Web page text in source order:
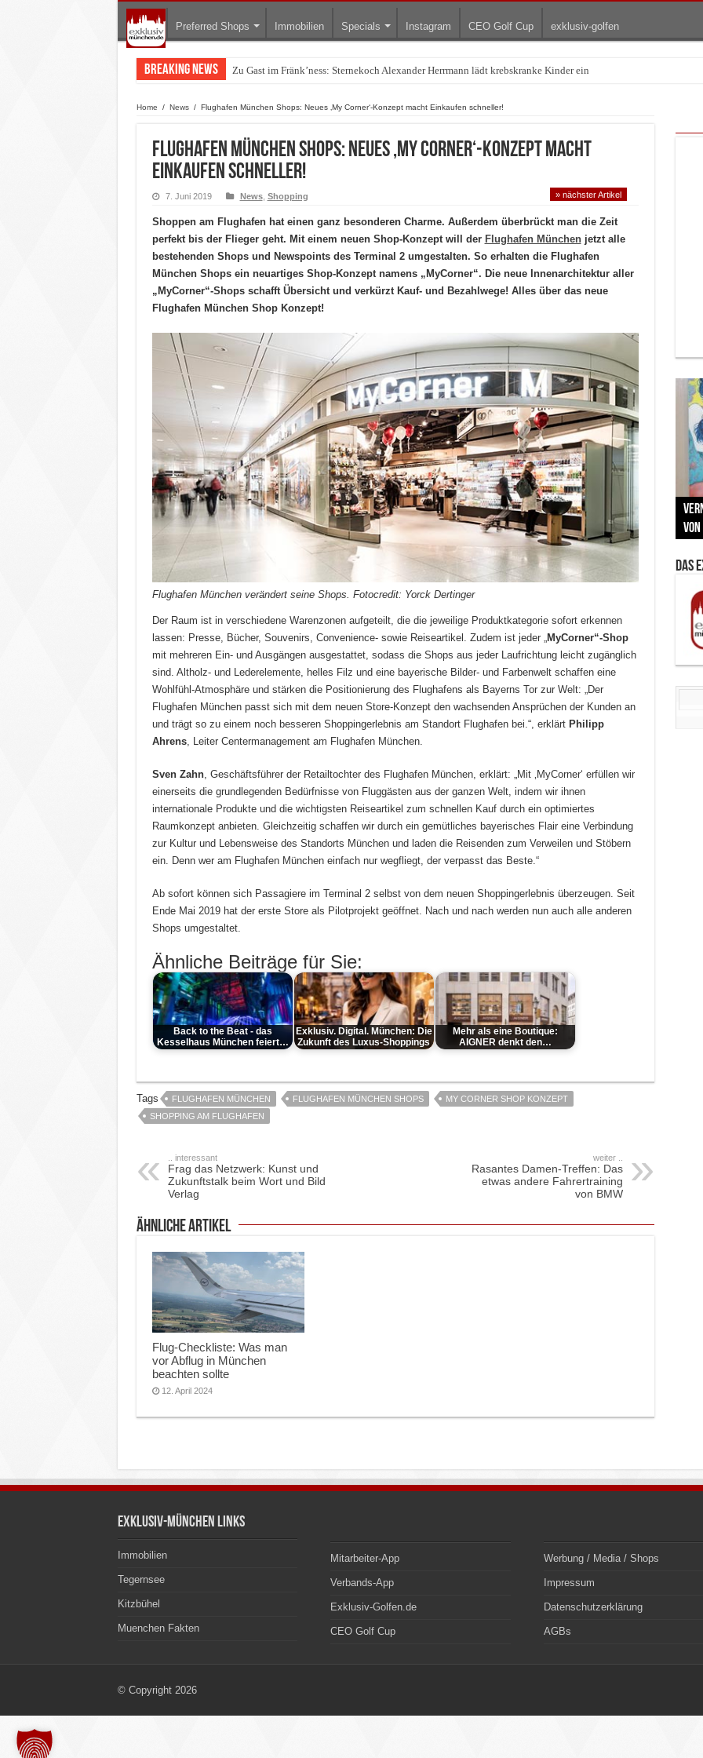
Preferred Shops Immobilien Specials Instagram CEO Golf Cup exklusiv-golfen
Breaking News Zu Gast im Fränk’ness: Sternekoch Alexander Herrmann lädt krebskranke Kinder ein
Warum München gerade zum Treffpunkt der Lingerie-Branche wurde
Home / News / Flughafen München Shops: Neues ‚My Corner‘-Konzept macht Einkaufen schneller!
Flughafen München Shops: Neues ‚My Corner‘-Konzept macht
Einkaufen schneller!
7. Juni 2019 News, Shopping » nächster Artikel
Shoppen am Flughafen hat einen ganz besonderen Charme. Außerdem überbrückt man die Zeit
perfekt bis der Flieger geht. Mit einem neuen Shop-Konzept will der Flughafen Münchenjetzt alle
bestehenden Shops und Newspoints des Terminal 2 umgestalten. So erhalten die Flughafen
München Shops ein neuartiges Shop-Konzept namens „MyCorner“. Die neue Innenarchitektur aller
„MyCorner“-Shops schafft Übersicht und verkürzt Kauf- und Bezahlwege! Alles über das neue
Flughafen München Shop Konzept!
Flughafen München verändert seine Shops. Fotocredit: Yorck Dertinger
Der Raum ist in verschiedene Warenzonen aufgeteilt, die die jeweilige Produktkategorie sofort erkennen
lassen: Presse, Bücher, Souvenirs, Convenience- sowie Reiseartikel. Zudem ist jeder „
MyCorner“-Shop
mit mehreren Ein- und Ausgängen ausgestattet, sodass die Shops aus jeder Laufrichtung leicht zugänglich
sind. Altholz- und Lederelemente, helles Filz und eine bayerische Bilder- und Farbenwelt schaffen eine
Wohlfühl-Atmosphäre und stärken die Positionierung des Flughafens als Bayerns Tor zur Welt: „Der
Flughafen München passt sich mit dem neuen Store-Konzept den wachsenden Ansprüchen der Kunden an
und trägt so zu einem noch besseren Shoppingerlebnis am Standort Flughafen bei.“, erklärt Philipp
Ahrens, Leiter Centermanagement am Flughafen München.
Sven Zahn, Geschäftsführer der Retailtochter des Flughafen München, erklärt: „Mit ‚MyCorner‘ erfüllen wir
einerseits die grundlegenden Bedürfnisse von Fluggästen aus der ganzen Welt, indem wir ihnen
internationale Produkte und die wichtigsten Reiseartikel zum schnellen Kauf durch ein optimiertes
Raumkonzept anbieten. Gleichzeitig schaffen wir durch ein gemütliches bayerisches Flair eine Verbindung
zur Kultur und Lebensweise des Standorts München und laden die Reisenden zum Verweilen und Stöbern
ein. Denn wer am Flughafen München einfach nur wegfliegt, der verpasst das Beste.“
Ab sofort können sich Passagiere im Terminal 2 selbst von dem neuen Shoppingerlebnis überzeugen. Seit
Ende Mai 2019 hat der erste Store als Pilotprojekt geöffnet. Nach und nach werden nun auch alle anderen
Shops umgestaltet.
Ähnliche Beiträge für Sie:
Back to the Beat - das
Kesselhaus München feiert…
Exklusiv. Digital. München: Die
Zukunft des Luxus-Shoppings
Mehr als eine Boutique:
AIGNER denkt den…
Tags FLUGHAFEN MÜNCHEN FLUGHAFEN MÜNCHEN SHOPS
MY CORNER SHOP KONZEPT
SHOPPING AM FLUGHAFEN
.. interessant
Frag das Netzwerk: Kunst und
Zukunftstalk beim Wort und Bild
Verlag
weiter ..
Rasantes Damen-Treffen: Das
etwas andere Fahrertraining
von BMW
ähnliche Artikel
Flug-Checkliste: Was man
vor Abflug in München
beachten sollte
12. April 2024
Zu
Das
Exklusiv-München Links
Immobilien
Tegernsee
Kitzbühel
Muenchen Fakten
Mitarbeiter-App
Verbands-App
Exklusiv-Golfen.de
CEO Golf Cup
Werbung / Media / Shops
Impressum
Datenschutzerklärung
AGBs
© Copyright 2026